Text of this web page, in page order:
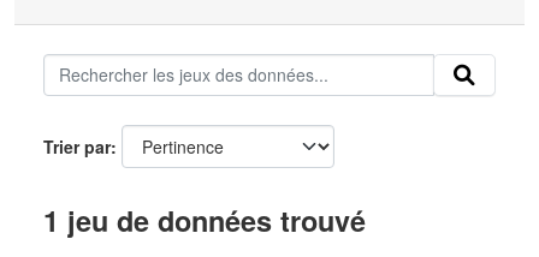
Trier par
1 jeu de données trouvé